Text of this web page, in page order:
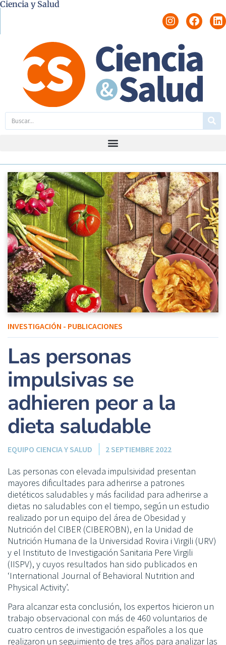
Ciencia y Salud
INVESTIGACIÓN - PUBLICACIONES
Las personas
impulsivas se
adhieren peor a la
dieta saludable
EQUIPO CIENCIA Y SALUD 2 SEPTIEMBRE 2022
Las personas con elevada impulsividad presentan
mayores dificultades para adherirse a patrones
dietéticos saludables y más facilidad para adherirse a
dietas no saludables con el tiempo, según un estudio
realizado por un equipo del área de Obesidad y
Nutrición del CIBER (CIBEROBN), en la Unidad de
Nutrición Humana de la Universidad Rovira i Virgili (URV)
y el Instituto de Investigación Sanitaria Pere Virgili
(IISPV), y cuyos resultados han sido publicados en
‘International Journal of Behavioral Nutrition and
Physical Activity’.
Para alcanzar esta conclusión, los expertos hicieron un
trabajo observacional con más de 460 voluntarios de
cuatro centros de investigación españoles a los que
realizaron un seguimiento de tres años para analizar las